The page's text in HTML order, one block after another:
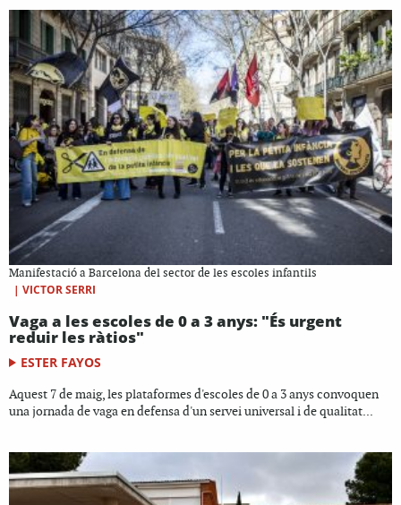
Manifestació a Barcelona del sector de les escoles infantils
| VICTOR SERRI
Vaga a les escoles de 0 a 3 anys: "És urgent
reduir les ràtios"
ESTER FAYOS
Aquest 7 de maig, les plataformes d'escoles de 0 a 3 anys convoquen
una jornada de vaga en defensa d'un servei universal i de qualitat...